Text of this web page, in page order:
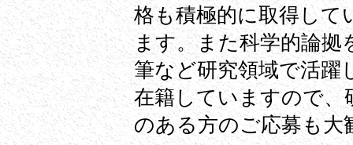
格も積極的に取得して
ます。また科学的論拠
筆など研究領域で活躍
在籍していますので、
のある方のご応募も大